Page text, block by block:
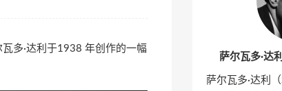
多·达利于1938 年创作的一幅
萨尔瓦多·达利
萨尔瓦多·达利